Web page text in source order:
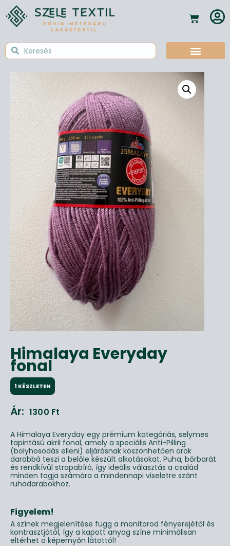
Himalaya Everyday
fonal
1 KÉSZLETEN
Ár: 1300 Ft
A Himalaya Everyday egy prémium kategóriás, selymes
tapintású akril fonal, amely a speciális Anti-Pilling
(bolyhosodás elleni) eljárásnak köszönhetően örök
darabbá teszi a belőle készült alkotásokat. Puha, bőrbarát
és rendkívül strapabíró, így ideális választás a család
minden tagja számára a mindennapi viseletre szánt
ruhadarabokhoz.
Figyelem!
A színek megjelenítése függ a monitorod fényerejétől és
kontrasztjától, így a kapott anyag színe minimálisan
eltérhet a képernyőn látottól!